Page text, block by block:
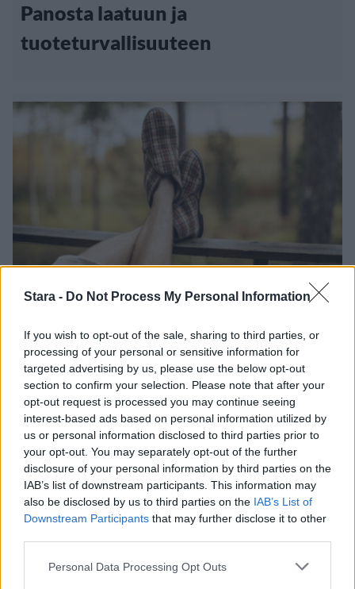
Stara - Do Not Process My Personal Information
If you wish to opt-out of the sale, sharing to third parties, or
processing of your personal or sensitive information for
targeted advertising by us, please use the below opt-out
section to confirm your selection. Please note that after your
opt-out request is processed you may continue seeing
interest-based ads based on personal information utilized by
us or personal information disclosed to third parties prior to
your opt-out. You may separately opt-out of the further
disclosure of your personal information by third parties on the
IAB’s list of downstream participants. This information may
also be disclosed by us to third parties on the IAB’s List of
Downstream Participants that may further disclose it to other
Personal Data Processing Opt Outs
Panosta laatuun ja
tuoteturvallisuuteen
Viihdeuutiset
5.11.2019, 12:40
Reino ja Aino -tossujen tuotanto
Italiaan – Suomessa
valmistaminen liian kallista